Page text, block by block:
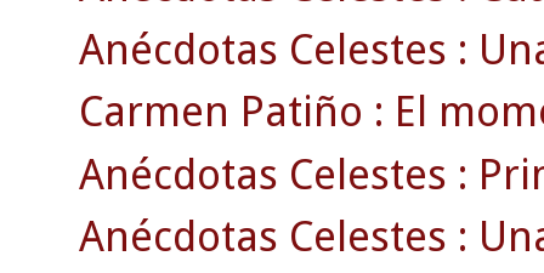
Anécdotas Celestes :
Carmen Patiño : El
Anécdotas Celestes :
Anécdotas Celestes :